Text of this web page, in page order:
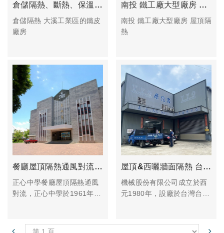
倉儲隔熱、斷熱、保溫、隔音-大溪工業區的鐵皮廠房
倉儲隔熱 大溪工業區的鐵皮
廠房
南投 鐵工廠大型廠房 屋頂隔熱
南投 鐵工廠大型廠房 屋頂隔
熱
餐廳屋頂隔熱通風對流 雲林正心中學
正心中學餐廳屋頂隔熱通風
對流，正心中學於1961年由
的完全中學。為了提供學子
屋頂&西曬牆面隔熱 台中機械公司
機械股份有限公司成立於西
元1980年，設廠於台灣台
年，長期以來一直都是台灣